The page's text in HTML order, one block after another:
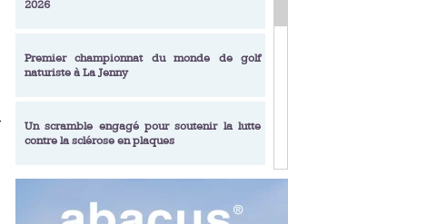
Enfin un livre de golf pensé pour les femmes
Ladies Pro-Am VSD : les premières
Académie Golf Barrière Julien Xanthopoulos,
Amundi Evian Championship, de nouvelles
2026
Premier championnat du monde de golf
naturiste à La Jenny
Un scramble engagé pour soutenir la lutte
contre la sclérose en plaques
Series & Trophée Écologie, deux circuits
amateurs en 10 étapes